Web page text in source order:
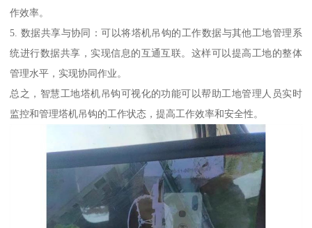
作效率。
5. 数据共享与协同：可以将塔机吊钩的工作数据与其他工地管理系
统进行数据共享，实现信息的互通互联。这样可以提高工地的整体
管理水平，实现协同作业。
总之，智慧工地塔机吊钩可视化的功能可以帮助工地管理人员实时
监控和管理塔机吊钩的工作状态，提高工作效率和安全性。